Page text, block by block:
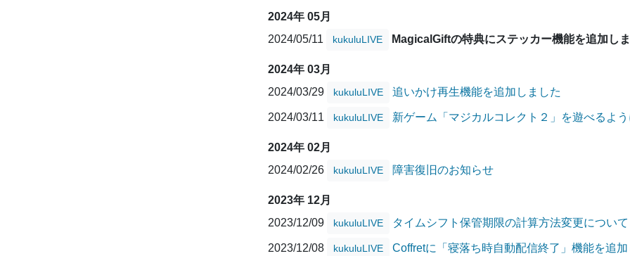
2024年 05月
2024/05/11
kukuluLIVE MagicalGiftの特典にステッカー機能を追加し
2024年 03月
2024/03/29
kukuluLIVE 追いかけ再生機能を追加しました
2024/03/11 kukuluLIVE 新ゲーム「マジカルコレクト２」を遊べるよう
2024年 02月
2024/02/26
kukuluLIVE 障害復旧のお知らせ
2023年 12月
2023/12/09
kukuluLIVE タイムシフト保管期限の計算方法変更について
2023/12/08 kukuluLIVE Coffretに「寝落ち時自動配信終了」機能を追加